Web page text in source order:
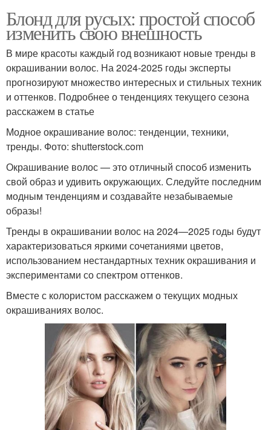
Блонд для русых: простой способ
изменить свою внешность
В мире красоты каждый год возникают новые тренды в
окрашивании волос. На 2024-2025 годы эксперты
прогнозируют множество интересных и стильных техник
и оттенков. Подробнее о тенденциях текущего сезона
расскажем в статье
Модное окрашивание волос: тенденции, техники,
тренды. Фото: shutterstock.com
Окрашивание волос — это отличный способ изменить
свой образ и удивить окружающих. Следуйте последним
модным тенденциям и создавайте незабываемые
образы!
Тренды в окрашивании волос на 2024—2025 годы будут
характеризоваться яркими сочетаниями цветов,
использованием нестандартных техник окрашивания и
экспериментами со спектром оттенков.
Вместе с колористом расскажем о текущих модных
окрашиваниях волос.